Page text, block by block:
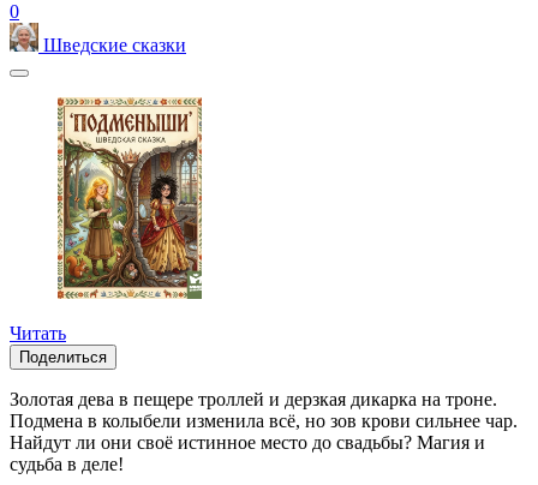
0
Шведские сказки
Читать
Поделиться
Золотая дева в пещере троллей и дерзкая дикарка на троне.
Подмена в колыбели изменила всё, но зов крови сильнее чар.
Найдут ли они своё истинное место до свадьбы? Магия и
судьба в деле!